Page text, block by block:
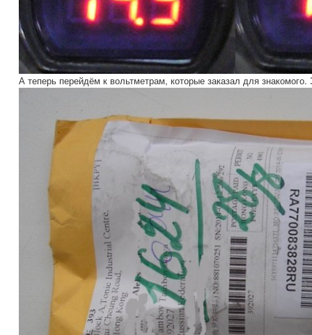
А теперь перейдём к вольтметрам, которые заказал для